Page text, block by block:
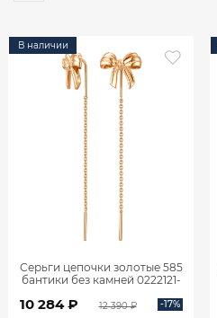
В наличии
Серьги цепочки золотые 585
бантики без камней 0222121-
10 284 ₽ 12 390 ₽ -17%